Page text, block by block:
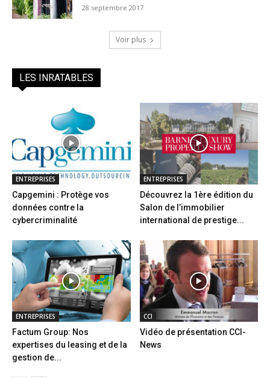
28 septembre 2017
Voir plus
LES INRATABLES
ENTREPRISES
Capgemini : Protège vos
données contre la
cybercriminalité
ENTREPRISES
Découvrez la 1ère édition du
Salon de l’immobilier
international de prestige...
ENTREPRISES
Factum Group: Nos
expertises du leasing et de la
gestion de...
CCI
Vidéo de présentation CCI-
News